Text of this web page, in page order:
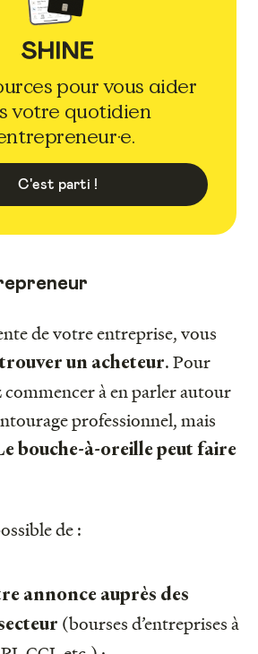
pour vous aider
votre quotidien
C'est parti !
de votre entreprise, vous
trouver un acheteur. Pour
commencer à en parler autour
professionnel, mais
bouche-à-oreille peut faire
de :
annonce auprès des
(bourses d’entreprises à